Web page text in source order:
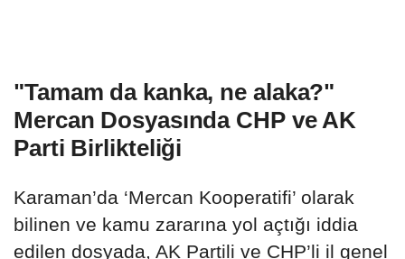
"Tamam da kanka, ne alaka?"
Mercan Dosyasında CHP ve AK
Parti Birlikteliği
Karaman’da ‘Mercan Kooperatifi’ olarak
bilinen ve kamu zararına yol açtığı iddia
edilen dosyada, AK Partili ve CHP’li il genel